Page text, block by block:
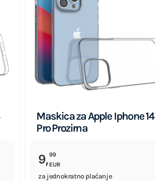
Maskica za Apple Iphone 14
Pro Prozirna
9,99
EUR
za jednokratno plaćanje